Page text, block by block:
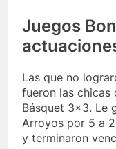
Juegos
Las que no
fueron las chicas
Básquet 3×3. Le
Arroyos por 5 a
y terminaron